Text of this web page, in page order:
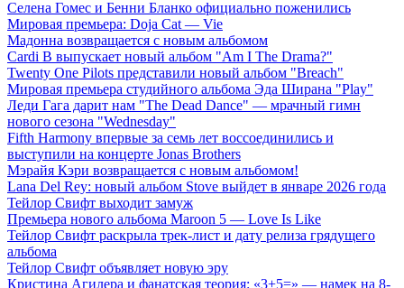
Селена Гомес и Бенни Бланко официально поженились
Мировая премьера: Doja Cat — Vie
Мадонна возвращается с новым альбомом
Cardi B выпускает новый альбом "Am I The Drama?"
Twenty One Pilots представили новый альбом "Breach"
Мировая премьера студийного альбома Эда Ширана "Play"
Леди Гага дарит нам "The Dead Dance" — мрачный гимн
нового сезона "Wednesday"
Fifth Harmony впервые за семь лет воссоединились и
выступили на концерте Jonas Brothers
Мэрайя Кэри возвращается с новым альбомом!
Lana Del Rey: новый альбом Stove выйдет в январе 2026 года
Тейлор Свифт выходит замуж
Премьера нового альбома Maroon 5 — Love Is Like
Тейлор Свифт раскрыла трек-лист и дату релиза грядущего
альбома
Тейлор Свифт объявляет новую эру
Кристина Агилера и фанатская теория: «3+5=» — намек на 8-